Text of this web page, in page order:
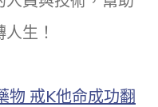
生！
物 戒K他命成功翻